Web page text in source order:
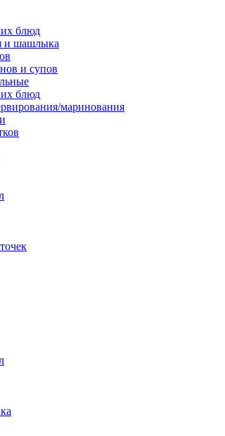
блюд
и шашлыка
и супов
блюд
маринования